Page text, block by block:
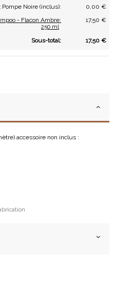
Pompe Noire (inclus):
0,00 €
- Flacon Ambre:
250 ml
17,50 €
Sous-total: 17,50 €
accessoire non inclus :